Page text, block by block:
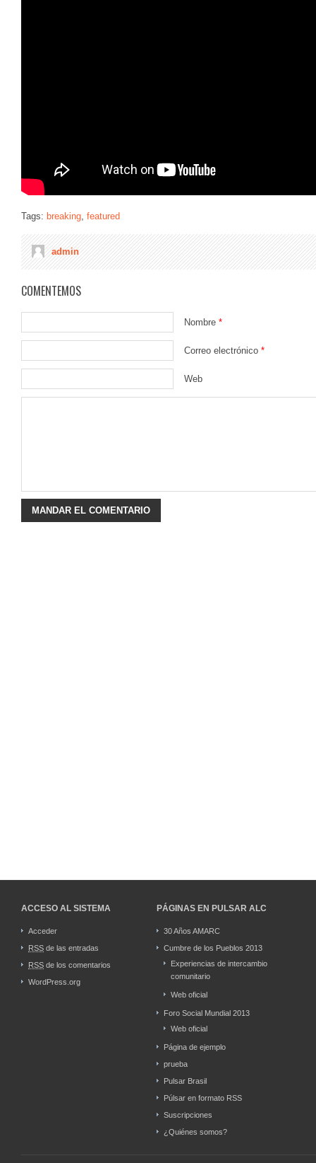
Tags: breaking, featured
admin
COMENTEMOS
Nombre *
Correo electrónico *
Web
ACCESO AL SISTEMA
Acceder
RSS de las entradas
RSS de los comentarios
WordPress.org
PÁGINAS EN PULSAR ALC
30 Años AMARC
Cumbre de los Pueblos 2013
Experiencias de intercambio
comunitario
Web oficial
Foro Social Mundial 2013
Web oficial
Página de ejemplo
prueba
Pulsar Brasil
Púlsar en formato RSS
Suscripciones
¿Quiénes somos?